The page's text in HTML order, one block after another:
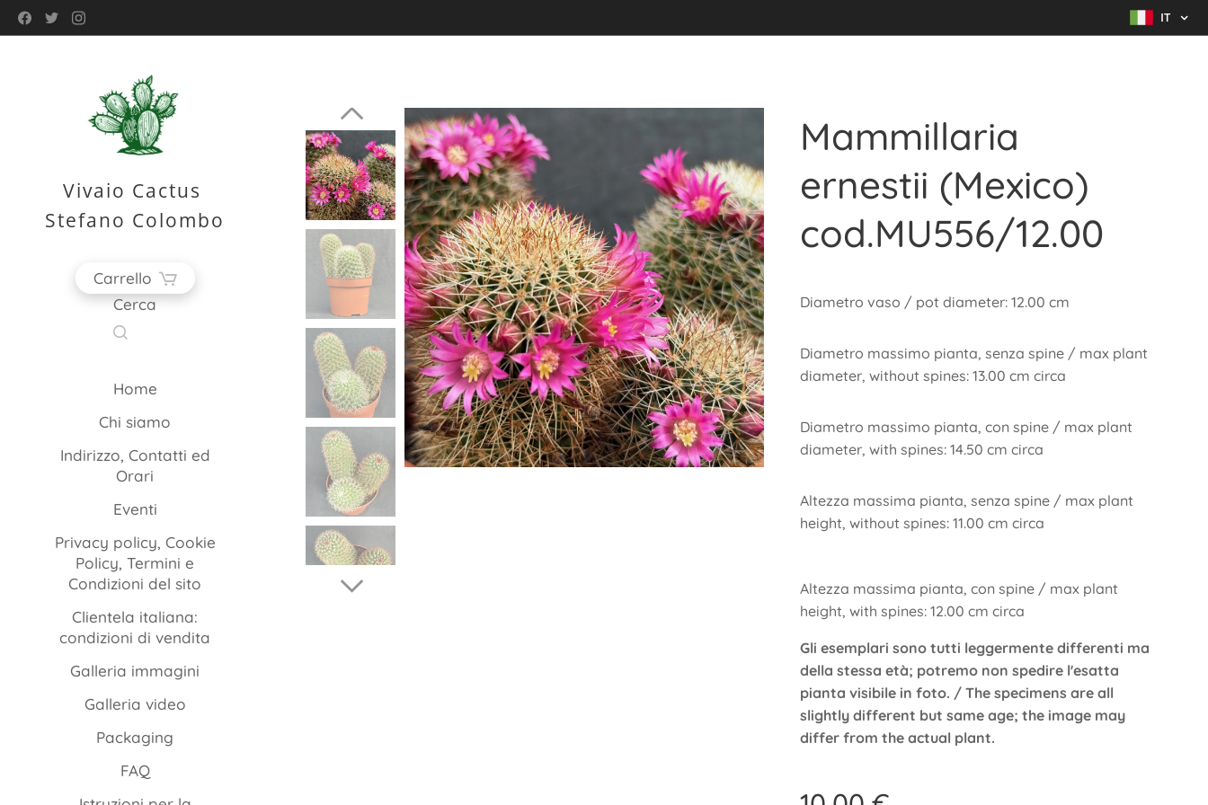
IT
Vivaio Cactus
Stefano Colombo
Carrello
Cerca
Home
Chi siamo
Indirizzo, Contatti ed
Orari
Eventi
Privacy policy, Cookie
Policy, Termini e
Condizioni del sito
Clientela italiana:
condizioni di vendita
Galleria immagini
Galleria video
Packaging
FAQ
Mammillaria
ernestii (Mexico)
cod.MU556/12.00
Diametro vaso / pot diameter: 12.00 cm
Diametro massimo pianta, senza spine / max plant
diameter, without spines: 13.00 cm circa
Diametro massimo pianta, con spine / max plant
diameter, with spines: 14.50 cm circa
Altezza massima pianta, senza spine / max plant
height, without spines: 11.00 cm circa
Altezza massima pianta, con spine / max plant
height, with spines: 12.00 cm circa
Gli esemplari sono tutti leggermente differenti ma
della stessa età; potremo non spedire l'esatta
pianta visibile in foto. / The specimens are all
slightly different but same age; the image may
differ from the actual plant.